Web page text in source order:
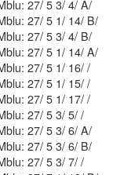
Mblu: 27/ 5 3/ 4/ A/
Mblu: 27/ 5 1/ 14/ B/
Mblu: 27/ 5 3/ 4/ B/
Mblu: 27/ 5 1/ 14/ A/
Mblu: 27/ 5 1/ 16/ /
Mblu: 27/ 5 1/ 15/ /
Mblu: 27/ 5 1/ 17/ /
Mblu: 27/ 5 3/ 5/ /
Mblu: 27/ 5 3/ 6/ A/
Mblu: 27/ 5 3/ 6/ B/
Mblu: 27/ 5 3/ 7/ /